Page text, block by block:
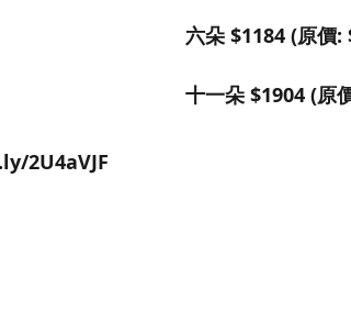
六朵 $1184 (原價:
十一朵 $1904 (原
2U4aVJF